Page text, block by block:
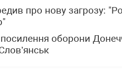
про нову загрозу:
посилення оборони